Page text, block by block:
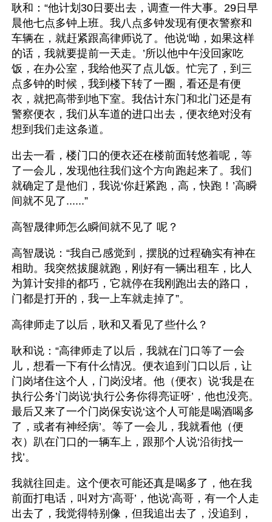
耿和：“他计划30日要出去，调查一件大事。29日早
晨他七点多钟上班。我八点多钟发现有便衣警察和
车辆在，就赶紧跟高律师说了。他说‘呦，如果这样
的话，我就要提前一天走。’所以他中午没回家吃
饭，在办公室，我给他买了点儿饭。忙完了，到三
点多钟的时候，我到楼下转了一圈，看还是有便
衣，就把高带到地下室。我估计东门和北门还是有
警察便衣，我们从车道的进口出去，便衣绝对没有
想到我们走这条道。
出去一看，楼门口的便衣还在楼前面转悠着呢，等
了一会儿，发现他往我们这个方向跑起来了。我们
就确定了是他们，我说‘你赶紧跑，高，快跑！’高瞬
间就不见了......”
高智晟律师怎么瞬间就不见了 呢？
高智晟说：“我自己感觉到，摆脱的过程确实有神在
相助。我突然拔腿就跑，刚好有一辆出租车，比人
为算计安排的都巧，它就停在我刚跑出去的路口，
门都是打开的，我一上车就走掉了”。
高律师走了以后，耿和又看见了些什么？
耿和说：“高律师走了以后，我就在门口等了一会
儿，想看一下有什么情况。便衣追到门口以后，让
门岗堵住这个人，门岗没堵。他（便衣）说‘我是在
执行公务’门岗说‘执行公务你得亮证呀’，他也没亮。
最后又来了一个门岗保安说‘这个人可能是喝酒喝多
了，或者有神经病’。等了一会儿，我就看他（便
衣）趴在门口的一辆车上，跟那个人说‘沿街找一
找’。
我就往回走。这个便衣可能还真是喝多了，他在我
前面打电话，叫对方‘高哥’，他说‘高哥，有一个人走
出去了，我觉得特别像，但我追出去了，没追到，